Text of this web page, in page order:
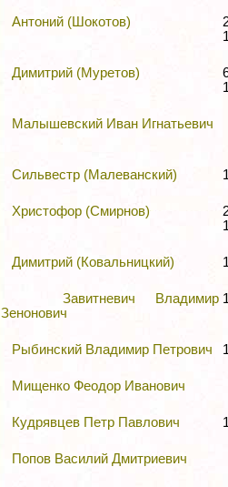
Антоний (Шокотов)
Димитрий (Муретов)
Малышевский Иван Игнатьевич
Сильвестр (Малеванский)
Христофор (Смирнов)
Димитрий (Ковальницкий)
Завитневич Владимир
Зенонович
Рыбинский Владимир Петрович
Мищенко Феодор Иванович
Кудрявцев Петр Павлович
Попов Василий Дмитриевич